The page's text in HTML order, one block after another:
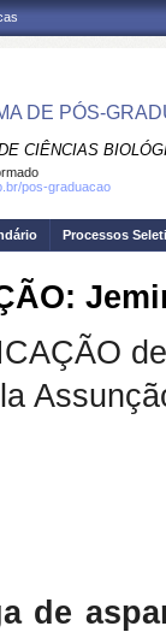
DE PÓS-
CIÊNCIAS
pos-graduacao
Processos
de